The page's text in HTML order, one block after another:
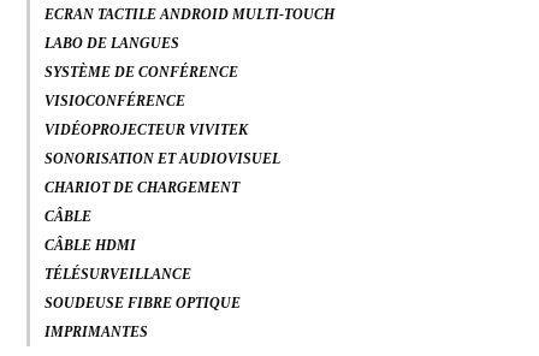
ECRAN TACTILE ANDROID MULTI-TOUCH
LABO DE LANGUES
SYSTÈME DE CONFÉRENCE
VISIOCONFÉRENCE
VIDÉOPROJECTEUR VIVITEK
SONORISATION ET AUDIOVISUEL
CHARIOT DE CHARGEMENT
CÂBLE
CÂBLE HDMI
TÉLÉSURVEILLANCE
SOUDEUSE FIBRE OPTIQUE
IMPRIMANTES